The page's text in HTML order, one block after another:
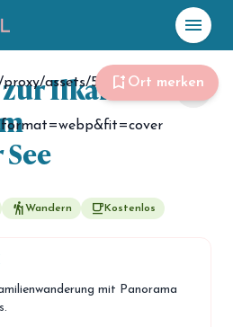
menu
bookmark_add Ort merken
Foto: Familiendreizeit
Ilkahöhe
hikingWandern free_breakfast Kostenlos
share
mit Panorama